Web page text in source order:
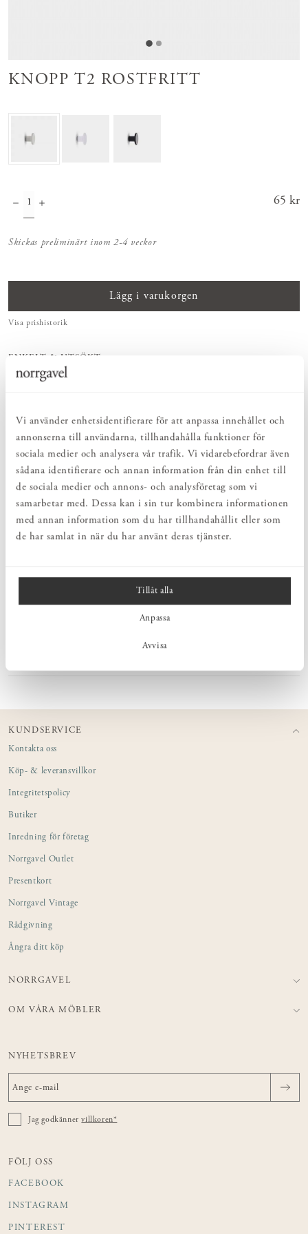
Vi använder enhetsidentifierare för att anpassa innehållet och
annonserna till användarna, tillhandahålla funktioner för
sociala medier och analysera vår trafik. Vi vidarebefordrar även
sådana identifierare och annan information från din enhet till
de sociala medier och annons- och analysföretag som vi
samarbetar med. Dessa kan i sin tur kombinera informationen
med annan information som du har tillhandahållit eller som
de har samlat in när du har använt deras tjänster.
Tillåt alla
Anpassa
Avvisa
KNOPP T2 ROSTFRITT
Pris:
65 kr
Skickas preliminärt inom 2-4 veckor
Lägg i varukorgen
Visa prishistorik
ENKELT & UTSÖKT
Hos oss hittar du ett kurerat sortiment av inredning som gör vardagslivet
Bruksföremål och inredningsdetaljer som genomgående är tillverkade av
HARMONISK HELHET
Inredningsdetaljer som kompletterar möblerna och skapar en harmonisk
helhetsupplevelse.
PRODUKTBESKRIVNING
Knopp i rostfritt utförande från Norrgavel. Klassisk och diskret
KUNDSERVICE
Kontakta oss
Köp- & leveransvillkor
Integritetspolicy
Butiker
Inredning för företag
Norrgavel Outlet
Presentkort
Norrgavel Vintage
Rådgivning
Ångra ditt köp
NORRGAVEL
OM VÅRA MÖBLER
NYHETSBREV
Jag godkännervillkoren*
FÖLJ OSS
FACEBOOK
INSTAGRAM
PINTEREST